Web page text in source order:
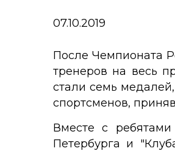
07.10.2019
После Чемпионата
тренеров на весь
стали семь
спортсменов,
Вместе с
Петербурга и